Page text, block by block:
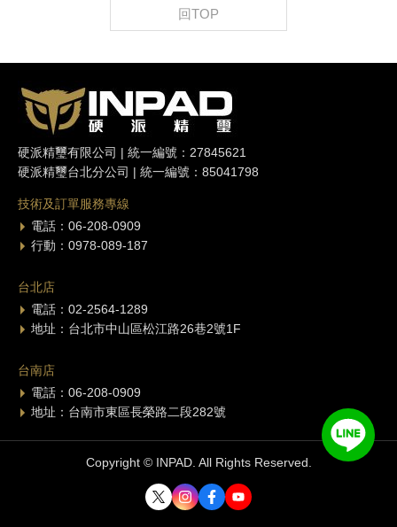
回TOP
硬派精璽有限公司 | 統一編號：27845621
硬派精璽台北分公司 | 統一編號：85041798
技術及訂單服務專線
電話：06-208-0909
行動：0978-089-187
台北店
電話：02-2564-1289
地址：台北市中山區松江路26巷2號1F
台南店
電話：06-208-0909
地址：台南市東區長榮路二段282號
Copyright © INPAD. All Rights Reserved.